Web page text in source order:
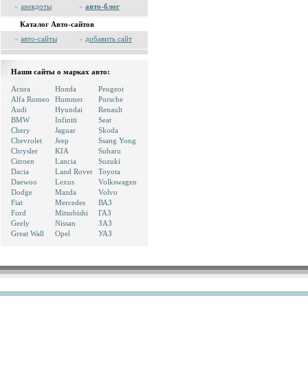
» анекдоты » авто-блог
Каталог Авто-сайтов
» авто-сайты » добавить сайт
Наши сайты о марках авто:
Acura
Alfa Romeo
Audi
BMW
Chery
Chevrolet
Chrysler
Citroen
Dacia
Daewoo
Dodge
Fiat
Ford
Geely
Great Wall
Honda
Hummer
Hyundai
Infiniti
Jaguar
Jeep
KIA
Lancia
Land Rover
Lexus
Mazda
Mercedes
Mitsubishi
Nissan
Opel
Peugeot
Porsche
Renault
Seat
Skoda
Ssang Yong
Subaru
Suzuki
Toyota
Volkswagen
Volvo
ВАЗ
ГАЗ
ЗАЗ
УАЗ